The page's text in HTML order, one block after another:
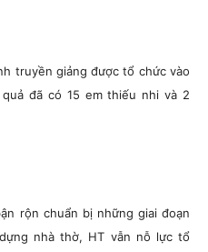
truyền giảng được tổ chức vào
đã có 15 em thiếu nhi và 2
rộn chuẩn bị những giai đoạn
nhà thờ, HT vẫn nỗ lực tổ